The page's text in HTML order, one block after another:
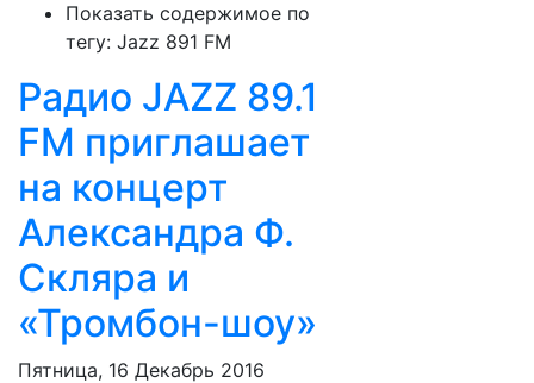
Показать содержимое по
тегу: Jazz 891 FM
Радио JAZZ 89.1
FM приглашает
на концерт
Александра Ф.
Скляра и
«Тромбон-шоу»
Пятница, 16 Декабрь 2016